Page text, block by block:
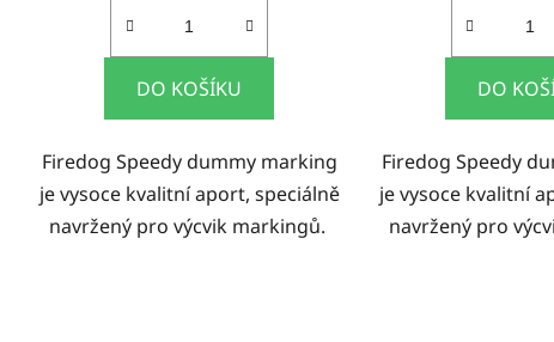
DO KOŠÍKU
Firedog Speedy dummy marking
je vysoce kvalitní aport, speciálně
navržený pro výcvik markingů.
DO
Firedog Speedy
je vysoce kvalitní
navržený pro